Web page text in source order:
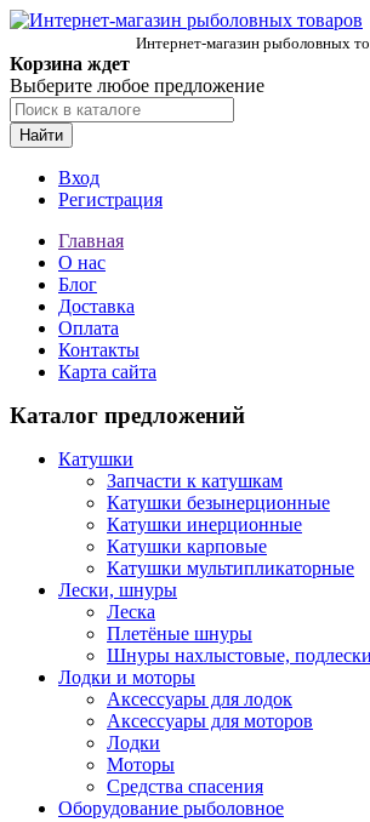
Интернет-магазин рыболовных
Корзина ждет
Выберите любое предложение
Найти
Вход
Регистрация
Главная
О нас
Блог
Доставка
Оплата
Контакты
Карта сайта
Каталог предложений
Катушки
Запчасти к катушкам
Катушки безынерционные
Катушки инерционные
Катушки карповые
Катушки мультипликаторные
Лески, шнуры
Леска
Плетёные шнуры
Шнуры нахлыстовые,
Лодки и моторы
Аксессуары для лодок
Аксессуары для моторов
Лодки
Моторы
Средства спасения
Оборудование рыболовное